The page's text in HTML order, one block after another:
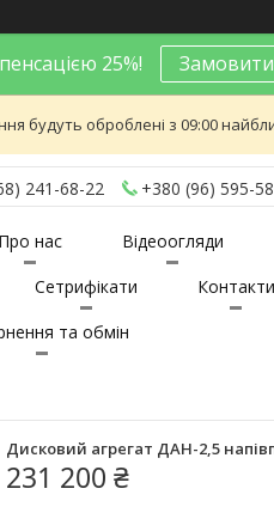
25%!
будуть оброблені з 09:00
241-68-22 +380 (96) 595-
Про нас
Відеоогляди
Сетрифікати
Контакти
та обмін
Дисковий агрегат ДАН-2,5
231 200 ₴